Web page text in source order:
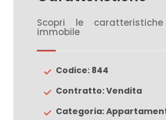
Scopri le
immobile
Codice: 844
Contratto: Vendita
Categoria: